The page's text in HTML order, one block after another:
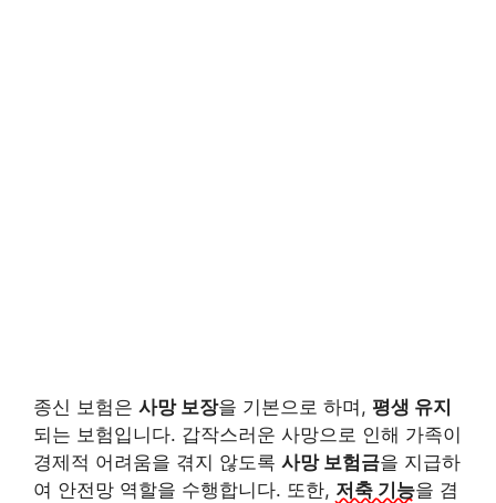
종신 보험은 사망 보장을 기본으로 하며, 평생 유지
되는 보험입니다. 갑작스러운 사망으로 인해 가족이
경제적 어려움을 겪지 않도록 사망 보험금을 지급하
여 안전망 역할을 수행합니다. 또한, 저축 기능을 겸